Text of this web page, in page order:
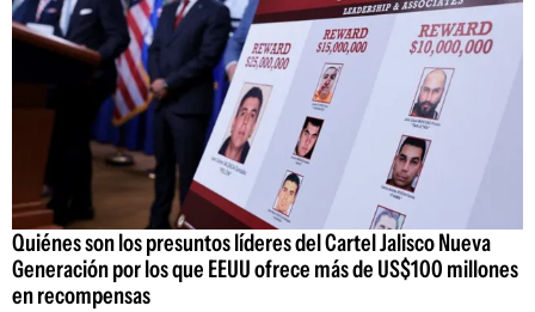
Quiénes son los presuntos líderes del Cartel Jalisco Nueva
Generación por los que EEUU ofrece más de US$100 millones
en recompensas